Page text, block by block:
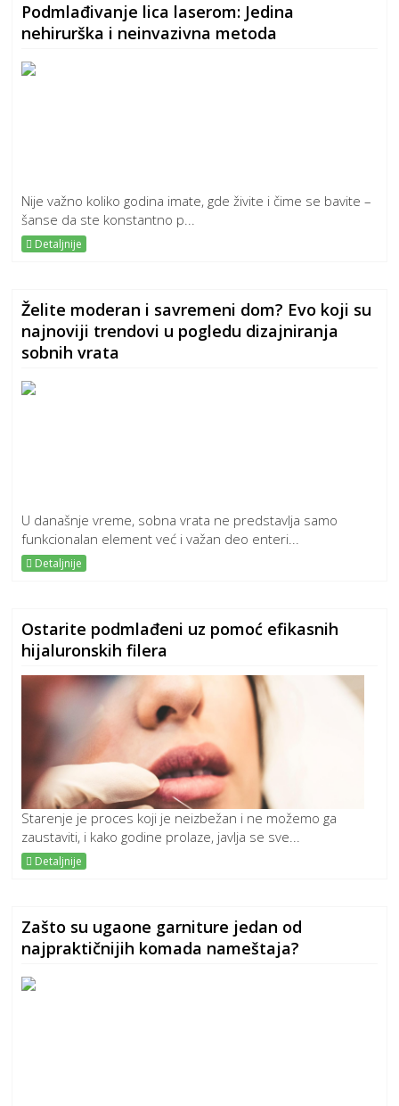
Podmlađivanje lica laserom: Jedina
nehirurška i neinvazivna metoda
Nije važno koliko godina imate, gde živite i čime se bavite –
šanse da ste konstantno p...
Detaljnije
Želite moderan i savremeni dom? Evo koji su
najnoviji trendovi u pogledu dizajniranja
sobnih vrata
U današnje vreme, sobna vrata ne predstavlja samo
funkcionalan element već i važan deo enteri...
Detaljnije
Ostarite podmlađeni uz pomoć efikasnih
hijaluronskih filera
Starenje je proces koji je neizbežan i ne možemo ga
zaustaviti, i kako godine prolaze, javlja se sve...
Detaljnije
Zašto su ugaone garniture jedan od
najpraktičnijih komada nameštaja?